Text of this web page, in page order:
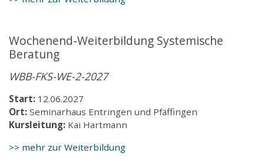
Wochenend-Weiterbildung Systemische
Beratung
WBB-FKS-WE-2-2027
Start: 12.06.2027
Ort: Seminarhaus Entringen und Pfäffingen
Kursleitung: Kai Hartmann
>> mehr zur Weiterbildung